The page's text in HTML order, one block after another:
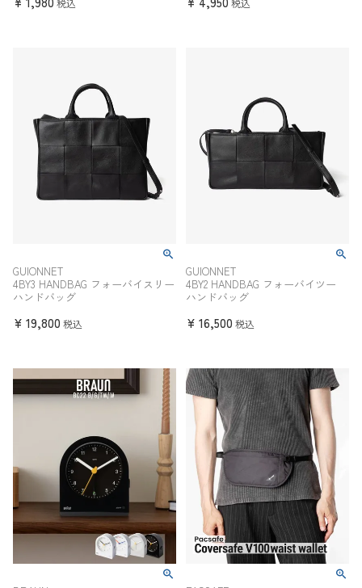
税込 税込
GUIONNET
4BY3 HANDBAG フォーバイスリー
ハンドバッグ
¥ 19,800 税込
GUIONNET
4BY2 HANDBAG フォーバイツー
ハンドバッグ
¥ 16,500 税込